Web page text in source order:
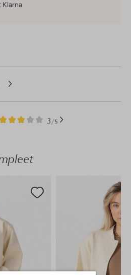
Klarna
3/5
1
3